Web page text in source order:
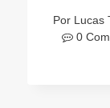
Por Lucas
0